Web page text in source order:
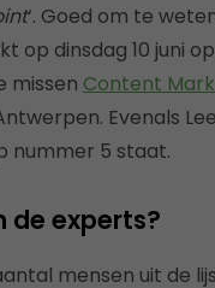
‘. Goed om te
op dinsdag 10 juni
missen Content
Evenals
nummer 5 staat.
de experts?
mensen uit de